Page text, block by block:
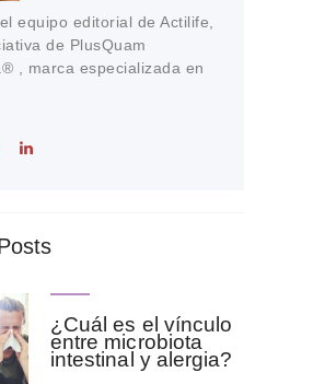
equipo editorial de Actilife,
de PlusQuam
, marca especializada en
¿Cuál es el vínculo
entre microbiota
intestinal y alergia?